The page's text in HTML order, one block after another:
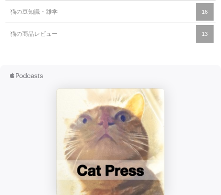
猫の豆知識・雑学 16
猫の商品レビュー 13